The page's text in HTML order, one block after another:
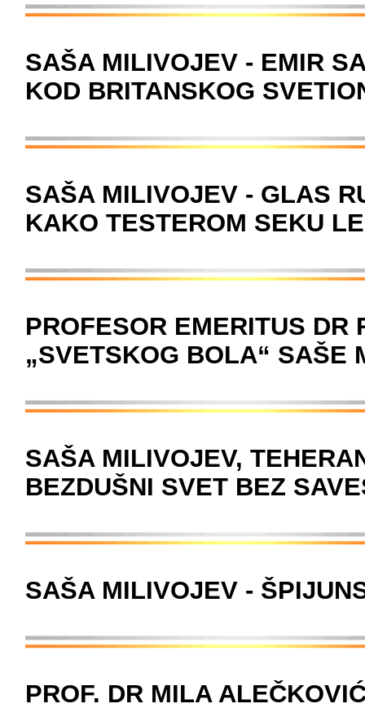
SAŠA MILIVOJEV - EMIR
KOD BRITANSKOG
SAŠA MILIVOJEV - GLAS
KAKO TESTEROM SEKU
PROFESOR EMERITUS DR
„SVETSKOG BOLA“ SAŠE
SAŠA MILIVOJEV,
BEZDUŠNI SVET BEZ
SAŠA MILIVOJEV -
PROF. DR MILA